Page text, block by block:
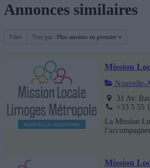
Annonces similaires
Filtre Trier par : Plus anciens en premier
Mission
Nouvelle-
31 Av.
+33 5 55
La Mission
Mission